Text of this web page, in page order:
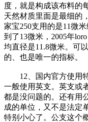
度，就是构成该布料的
天然材质里面是最细的
家宝250支用的是11微
到了13微米，2005年
均直径是11.8微米。可
的、也是唯一的指标。
12、国内官方使用特
一般使用英支。英支或
都是没问题的。还有用
成的单位，又不是法定
特别小心了。公支这个